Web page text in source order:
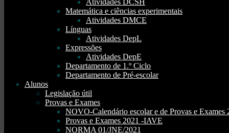
Atividades DCSH
Matemática e ciências experimentais
Atividades DMCE
Línguas
Atividades DepL
Expressões
Atividades DepE
Departamento de 1.º Ciclo
Departamento de Pré-escolar
Alunos
Legislação útil
Provas e Exames
NOVO-Calendário escolar e de Provas e Exames
Provas e Exames 2021 -IAVE
NORMA 01/JNE/2021